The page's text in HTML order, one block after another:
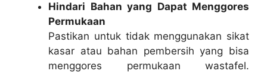
Hindari Bahan yang Dapat Menggores
Permukaan
Pastikan untuk tidak menggunakan sikat
kasar atau bahan pembersih yang bisa
menggores permukaan wastafel.